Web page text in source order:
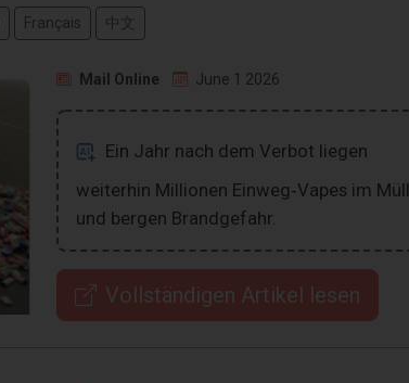
Français 中文
Mail Online June 1 2026
Ein Jahr nach dem Verbot liegen
weiterhin Millionen Einweg‑Vapes im Müll
und bergen Brandgefahr.
Vollständigen Artikel lesen